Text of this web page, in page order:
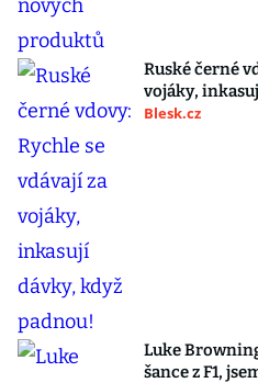
Ruské černé
vojáky,
Blesk.cz
Luke
šance z F1,